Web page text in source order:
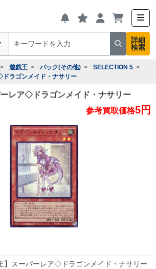
詳細
検索
遊戯王 パック(その他)
SELECTION 5
ドラゴンメイド・ナサリー
ーレア◇ドラゴンメイド・ナサリー
参考買取価格5円
】スーパーレア◇ドラゴンメイド・ナサリー